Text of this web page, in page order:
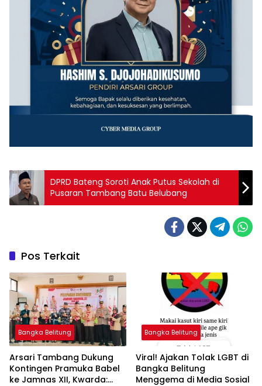
‎DPRD Bateng Soroti Anak Putus Sekolah di
Pusaran Tambang Batu Belubang
Pos Terkait
Bangka Belitung
Arsari Tambang Dukung
Kontingen Pramuka Babel
ke Jamnas XII, Kwarda:
Bangka Belitung
Viral! Ajakan Tolak LGBT di
Bangka Belitung
Menggema di Media Sosial